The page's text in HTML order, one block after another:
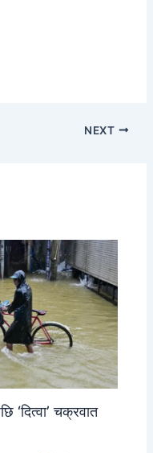
NEXT
‘दित्वा’ चक्रवात